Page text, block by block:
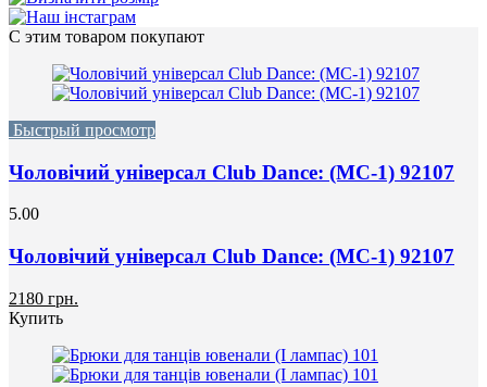
С этим товаром покупают
Быстрый просмотр
Чоловічий універсал Club Dance: (МС-1) 92107
5.00
Чоловічий універсал Club Dance: (МС-1) 92107
2180 грн.
Купить